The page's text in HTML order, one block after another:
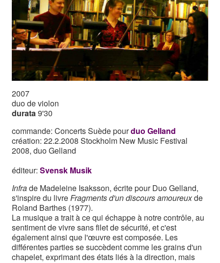
2007
duo de violon
durata9'30
commande: Concerts Suède pourduo Gelland
création: 22.2.2008 Stockholm New Music Festival
2008, duo Gelland
éditeur: Svensk Musik
Infrade Madeleine Isaksson, écrite pour Duo Gelland,
s'inspire du livreFragments d'un discours amoureuxde
Roland Barthes (1977).
La musique a trait à ce qui échappe à notre contrôle, au
sentiment de vivre sans filet de sécurité, et c'est
également ainsi que l'œuvre est composée. Les
différentes parties se succèdent comme les grains d'un
chapelet, exprimant des états liés à la direction, mais